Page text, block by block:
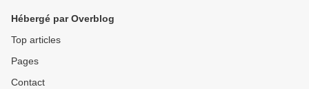
Hébergé par Overblog
Top articles
Pages
Contact